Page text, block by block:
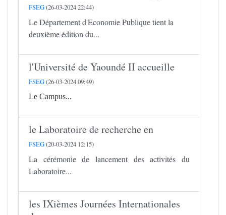
FSEG(26-03-2024 22:44)
Le Département d'Economie Publique tient la
deuxième édition du...
l'Université de Yaoundé II accueille
FSEG(26-03-2024 09:49)
Le Campus...
le Laboratoire de recherche en
FSEG(20-03-2024 12:15)
La cérémonie de lancement des activités du
Laboratoire...
les IXièmes Journées Internationales